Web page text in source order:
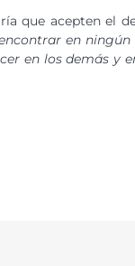
que acepten el
en ningún
en los demás y